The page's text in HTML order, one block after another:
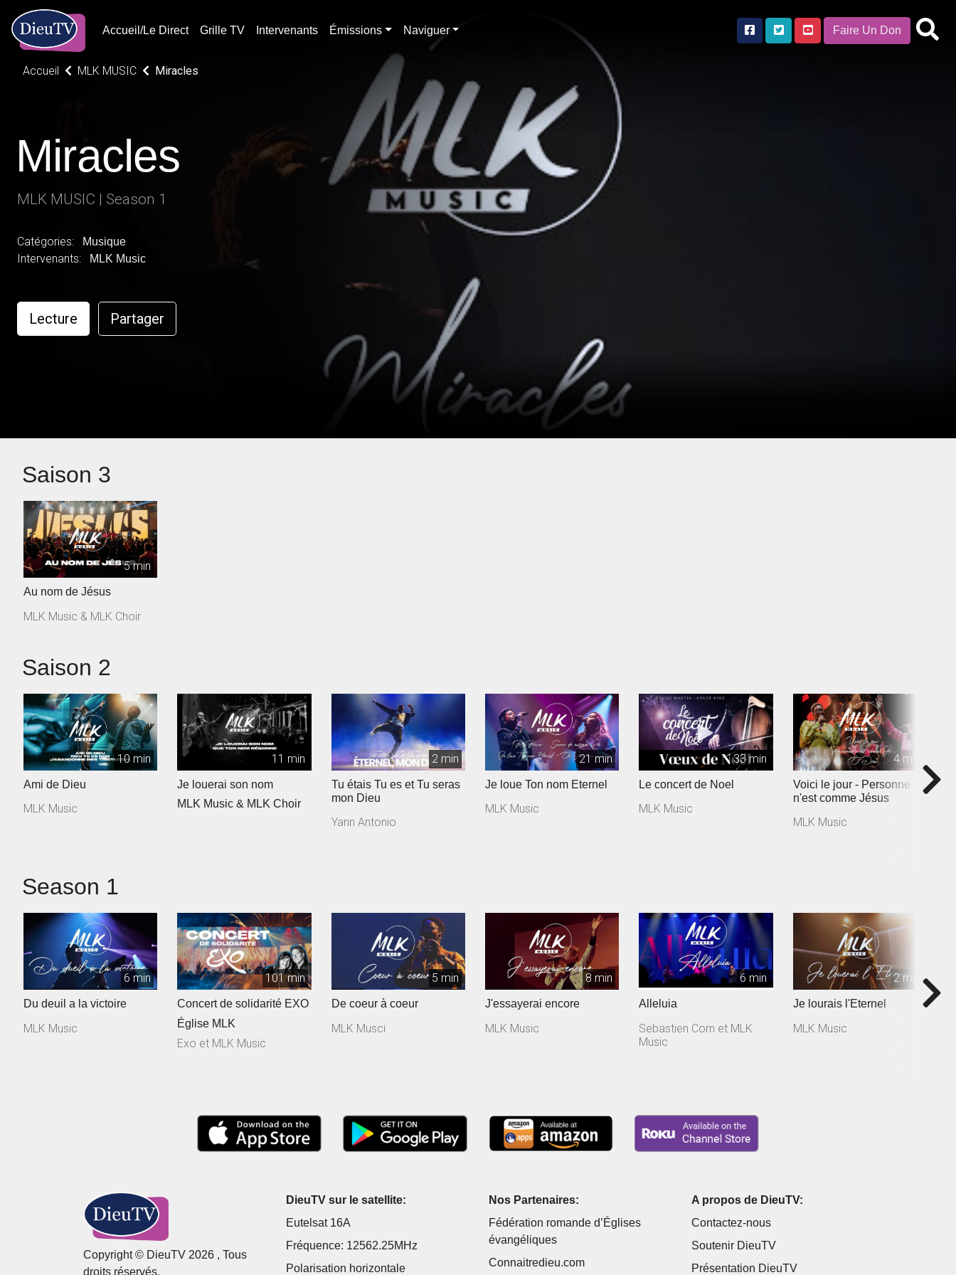
Accueil/Le Direct Grille TV Intervenants Émissions Naviguer Faire Un Don
Accueil MLK MUSIC Miracles
Miracles
MLK MUSIC | Season 1
Catégories: Musique
Intervenants: MLK Music
Lecture Partager
Saison 3
5 min
Au nom de Jésus
MLK Music & MLK Choir
Saison 2
10 min
Ami de Dieu
MLK Music
11 min
Je louerai son nom
MLK Music & MLK Choir
2 min
Tu étais Tu es et Tu seras
mon Dieu
Yann Antonio
21 min
Je loue Ton nom Eternel
MLK Music
33 min
Le concert de Noel
MLK Music
4 min
Voici le jour - Personne
n'est comme Jésus
MLK Music
Season 1
6 min
Du deuil a la victoire
MLK Music
101 min
Concert de solidarité EXO
Église MLK
Exo et MLK Music
5 min
De coeur à coeur
MLK Musci
8 min
J'essayerai encore
MLK Music
6 min
Alleluia
Sebastien Corn et MLK
Music
2 min
Je lourais l'Eternel
MLK Music
Copyright © DieuTV 2026 , Tous
droits réservés.
DieuTV sur le satellite:
Eutelsat 16A
Fréquence: 12562.25MHz
Polarisation horizontale
Nos Partenaires:
Fédération romande d’Églises
évangéliques
Connaitredieu.com
A propos de DieuTV:
Contactez-nous
Soutenir DieuTV
Présentation DieuTV